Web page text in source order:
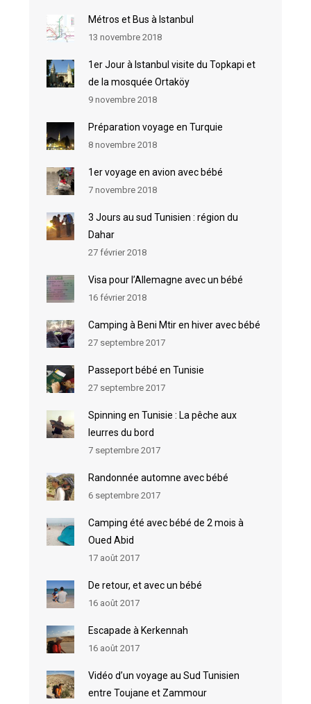
Métros et Bus à Istanbul
13 novembre 2018
1er Jour à Istanbul visite du Topkapi et
de la mosquée Ortaköy
9 novembre 2018
Préparation voyage en Turquie
8 novembre 2018
1er voyage en avion avec bébé
7 novembre 2018
3 Jours au sud Tunisien : région du
Dahar
27 février 2018
Visa pour l’Allemagne avec un bébé
16 février 2018
Camping à Beni Mtir en hiver avec bébé
27 septembre 2017
Passeport bébé en Tunisie
27 septembre 2017
Spinning en Tunisie : La pêche aux
leurres du bord
7 septembre 2017
Randonnée automne avec bébé
6 septembre 2017
Camping été avec bébé de 2 mois à
Oued Abid
17 août 2017
De retour, et avec un bébé
16 août 2017
Escapade à Kerkennah
16 août 2017
Vidéo d’un voyage au Sud Tunisien
entre Toujane et Zammour